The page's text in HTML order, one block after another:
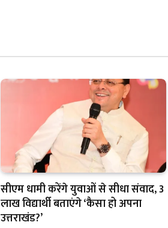
सीएम धामी करेंगे युवाओं से सीधा संवाद, 3
लाख विद्यार्थी बताएंगे ‘कैसा हो अपना
उत्तराखंड?’